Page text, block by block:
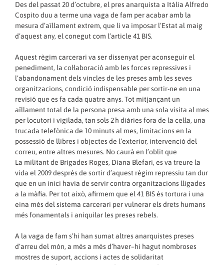
Des del passat 20 d’octubre, el pres anarquista a Itàlia Alfredo
Cospito duu a terme una vaga de fam per acabar amb la
mesura d’aïllament extrem, que li va imposar l’Estat al maig
d’aquest any, el conegut com l’article 41 BIS.
Aquest règim carcerari va ser dissenyat per aconseguir el
penediment, la col·laboració amb les forces repressives i
l’abandonament dels vincles de les preses amb les seves
organitzacions, condició indispensable per sortir-ne en una
revisió que es fa cada quatre anys. Tot mitjançant un
aïllament total de la persona presa amb una sola visita al mes
per locutori i vigilada, tan sols 2 h diàries fora de la cel·la, una
trucada telefònica de 10 minuts al mes, limitacions en la
possessió de llibres i objectes de l’exterior, intervenció del
correu, entre altres mesures. No caurà en l’oblit que
La militant de Brigades Roges, Diana Blefari, es va treure la
vida el 2009 després de sortir d’aquest règim repressiu tan dur
que en un inici havia de servir contra organitzacions lligades
a la màfia. Per tot això, afirmem que el 41 BIS és tortura i una
eina més del sistema carcerari per vulnerar els drets humans
més fonamentals i aniquilar les preses rebels.
A la vaga de fam s’hi han sumat altres anarquistes preses
d’arreu del món, a més a més d’haver–hi hagut nombroses
mostres de suport, accions i actes de solidaritat